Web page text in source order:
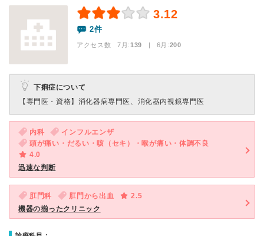
3.12
2件
アクセス数 7月:139 | 6月:200
下痢症について
【専門医・資格】 消化器病専門医、消化器内視鏡専門医
内科
インフルエンザ
頭が痛い・だるい・咳（セキ）・喉が痛い・体調不良
4.0
迅速な判断
肛門科 肛門から出血
2.5
機器の揃ったクリニック